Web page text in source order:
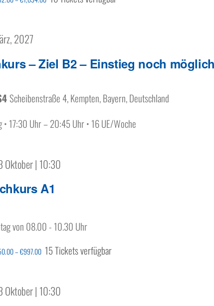
– Ziel B2 – Einstieg noch möglich
2027
Scheibenstraße 4, Kempten, Bayern, Deutschland
• 17:30 Uhr – 20:45 Uhr • 16 UE/Woche
A1
Oktober | 10:30
von 08.00 - 10.30 Uhr
– €997.00 15 Tickets verfügbar
Oktober | 10:30